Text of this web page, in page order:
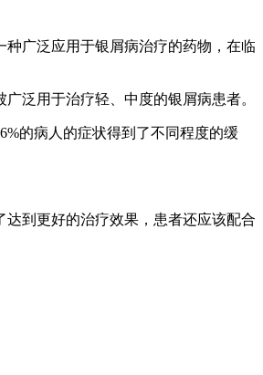
广泛应用于银屑病治疗的药物，在临
泛用于治疗轻、中度的银屑病患者。
的病人的症状得到了不同程度的缓
到更好的治疗效果，患者还应该配合